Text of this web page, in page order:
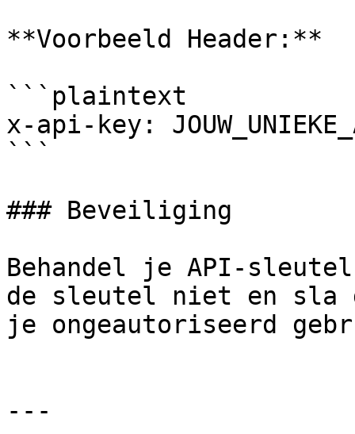
**Voorbeeld Header:**
```plaintext
x-api-key:
```
### Beveiliging
Behandel je API-
de sleutel niet en sla
je ongeautoriseerd
---